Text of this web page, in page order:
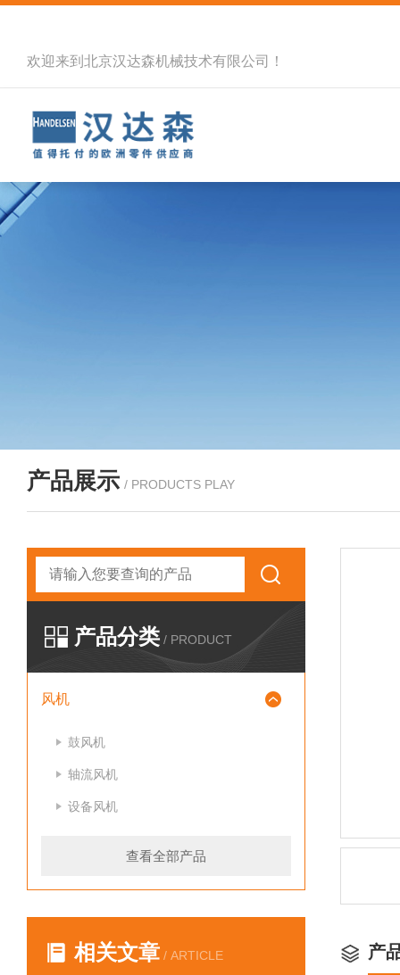
欢迎来到北京汉达森机械技术有限公司！
产品展示 / PRODUCTS PLAY
产品分类 / PRODUCT
风机
鼓风机
轴流风机
设备风机
查看全部产品
相关文章 / ARTICLE 产